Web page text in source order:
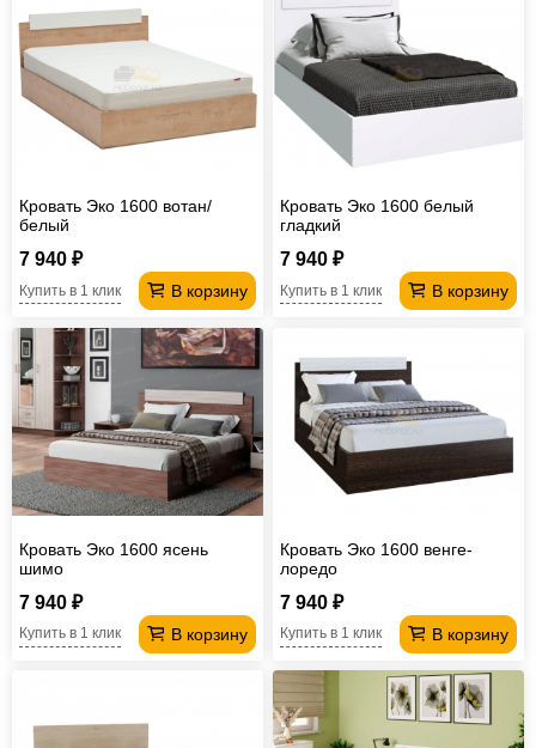
Кровать Эко 1600 вотан/
белый
7 940 ₽
В корзину
Купить в 1 клик
Кровать Эко 1600 белый
гладкий
7 940 ₽
В корзину
Купить в 1 клик
Кровать Эко 1600 ясень
шимо
7 940 ₽
В корзину
Купить в 1 клик
Кровать Эко 1600 венге-
лоредо
7 940 ₽
В корзину
Купить в 1 клик